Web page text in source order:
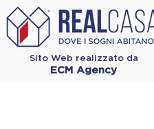
Sito Web realizzato da
ECM Agency